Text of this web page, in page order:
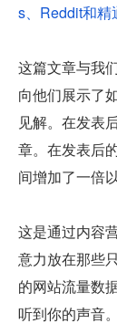
s、Reddit和精
这篇文章与我
向他们展示了
见解。在发表
章。在发表后
间增加了一倍以
这是通过内容
意力放在那些
的网站流量数
听到你的声音。